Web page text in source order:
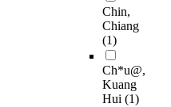
Chin,
Chiang
(1)
Ch*u@,
Kuang
Hui (1)